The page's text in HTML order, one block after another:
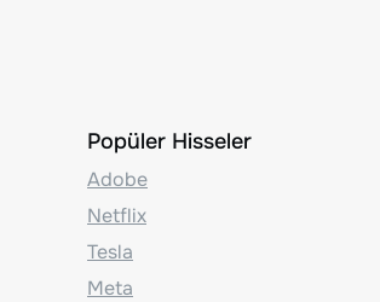
Popüler Hisseler
Adobe
Netflix
Tesla
Meta